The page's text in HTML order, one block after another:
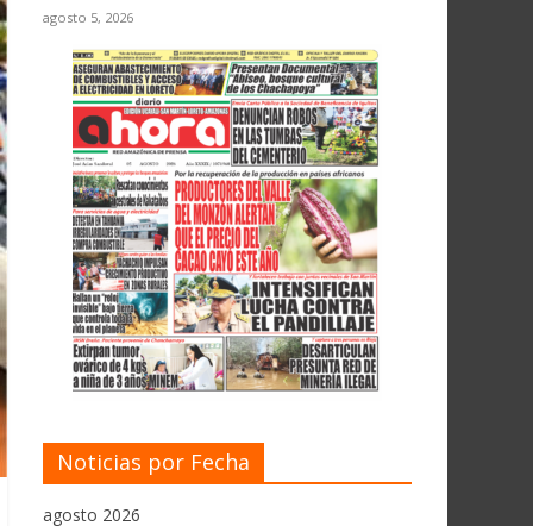
agosto 5, 2026
Noticias por Fecha
agosto 2026